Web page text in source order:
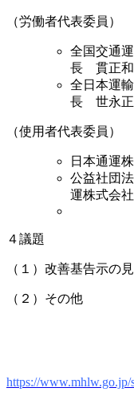
（労働者代表委員）
全国交通
長 貫正和
全日本運
長 世永正
（使用者代表委員）
日本通運
公益社団
運株式会
４議題
（１）改善基告示の
（２）その他
https://www.mhlw.go.jp/